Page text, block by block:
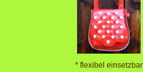
* flexibel einsetzbar